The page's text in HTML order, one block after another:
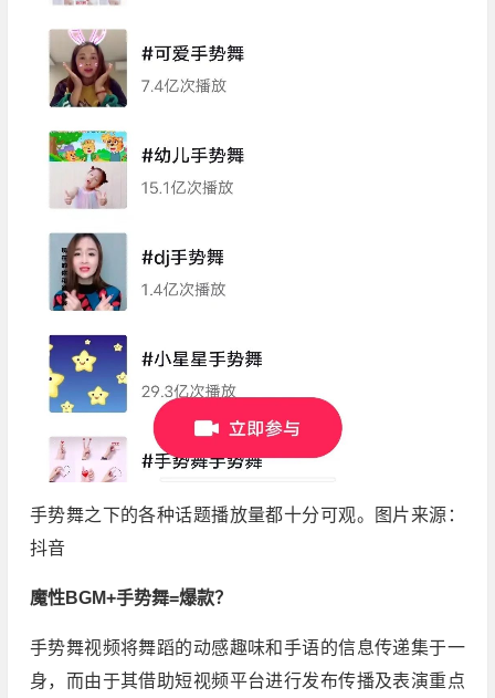
手势舞之下的各种话题播放量都十分可观。图片来源：
抖音
魔性BGM+手势舞=爆款？
手势舞视频将舞蹈的动感趣味和手语的信息传递集于一
身，而由于其借助短视频平台进行发布传播及表演重点